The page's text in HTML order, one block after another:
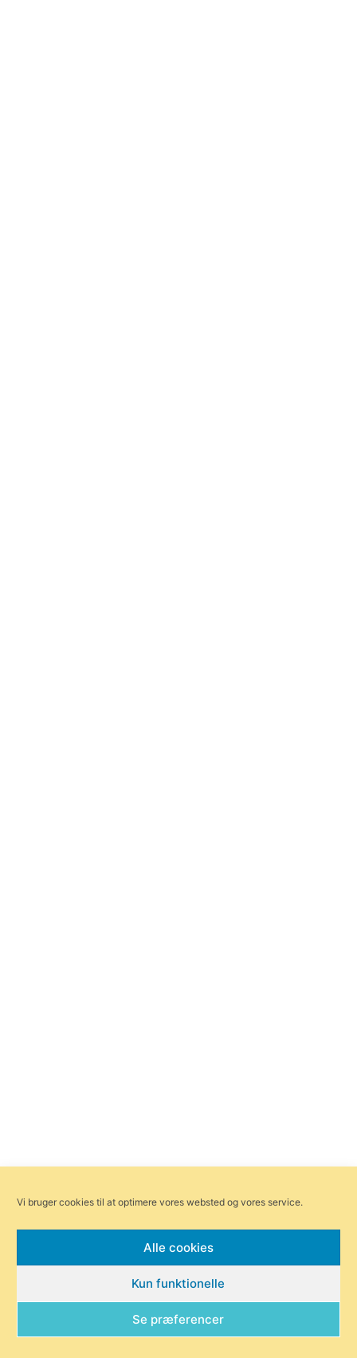
Forsiden Områder Bliv annoncør
Redaktionen
Om Byensnyt.dk
Vi bruger cookies til at optimere vores websted og vores service.
Alle cookies
Kun funktionelle
Se præferencer